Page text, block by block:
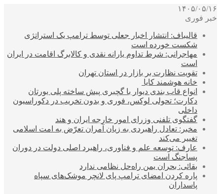
۱۴۰۵/۰۵/۱۶
خبر فوری
قالیباف: انتشار اخبار جعلی توسط ترامپ یک استراتژی
شکست خورده است
مهاجرانی: شرط تداوم یارانه نقدی و کالابرگ اقامت در ایران
است
تقویت نظارت بر بازار در استان تهران
خانه هوشمند کایا
انواع قاب بندی دیوار با گچبری پیش ساخته پلی یورتان
دکارت؛ تحولی لوکس، فوری و بدون تخریب در دکوراسیون
داخلی
گفتگوی تلفنی وزرای امور خارجه ایران و هند
مخبر: تعادل راهبردی به زیان آمران تعرّض به امت اسلامی
تغییر می‌کند
عارف: توسعه علم و فناوری، راهبرد اصلی دولت در دوران
پساجنگ است
بقائی: بحران یمن راه‌حل نظامی ندارد
پاره کردن امضای ترامپ پای لانچر موشک‌های سپاه
پاسداران